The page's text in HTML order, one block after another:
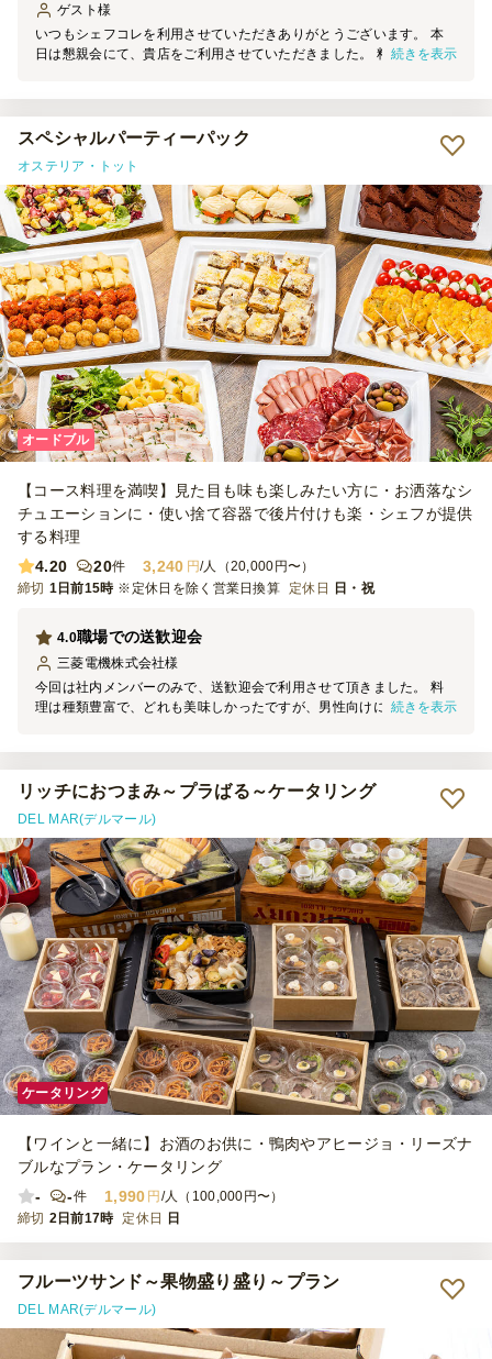
ゲスト 様
いつもシェフコレを利用させていただきありがとうございます。 本
日は懇親会にて、貴店をご利用させていただきました。 料理の見た
続きを表示
スペシャルパーティーパック
オステリア・トット
オードブル
【コース料理を満喫】見た目も味も楽しみたい方に・お洒落なシ
チュエーションに・使い捨て容器で後片付けも楽・シェフが提供
する料理
4.20
20件 3,240 円/人（20,000円〜）
締切 1日前15時 ※定休日を除く営業日換算 定休日 日・祝
職場での送歓迎会
4.0
三菱電機株式会社様
今回は社内メンバーのみで、送歓迎会で利用させて頂きました。 料
理は種類豊富で、どれも美味しかったですが、男性向けにかつ人数的
りがとうございました。
続きを表示
リッチにおつまみ～プラばる～ケータリング
DEL MAR(デルマール)
ケータリング
【ワインと一緒に】お酒のお供に・鴨肉やアヒージョ・リーズナ
ブルなプラン・ケータリング
-
-件 1,990 円 /人（100,000円〜）
締切 2日前17時 定休日 日
フルーツサンド～果物盛り盛り～プラン
DEL MAR(デルマール)